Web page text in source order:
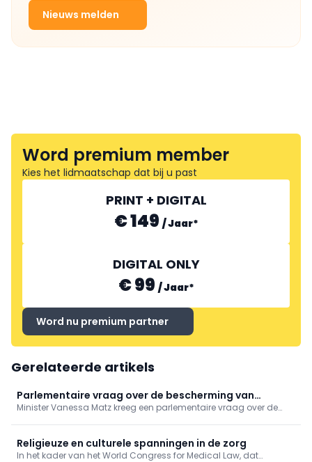
Nieuws melden
Word premium member
Kies het lidmaatschap dat bij u past
PRINT + DIGITAL
€ 149 /Jaar*
DIGITAL ONLY
€ 99 /Jaar*
Word nu premium partner
Gerelateerde artikels
Parlementaire vraag over de bescherming van
persoonsgegevens bij gebruik van apps in het kader
van reproductieve gezondheidszorg
Minister Vanessa Matz kreeg een parlementaire vraag over de
aandacht voor sensibilisering rond het gebruik van deze apps te
willen versterken.
Religieuze en culturele spanningen in de zorg
In het kader van het World Congress for Medical Law, dat